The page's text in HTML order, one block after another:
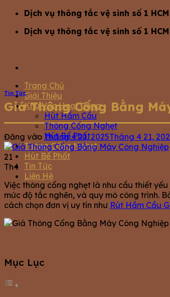
Dịch vụ thông tắc vệ sinh số 1 HCM
Dịch vụ thông tắc vệ sinh số 1 HCM
Trang Chủ
Giới Thiệu
Khu Vực Hoạt Động
Hút Hầm Cầu
Thông Cống Nghẹt
Hút Bể Phốt
Thông Cống Nghẹt
Hút Bể Phốt
Tin Tức
Liện Hệ
Tin Tức
Giá Thông Cống Bằng
Đăng vào Tháng 4 21, 2025Tháng 4 21,
21
Th4
Việc thông cống nghẹt là nhu cầu thiết
mức độ tắc nghẽn, và quy mô công trình.
cách chọn đơn vị uy tín như Rút Hầm Cầu
Mục Lục